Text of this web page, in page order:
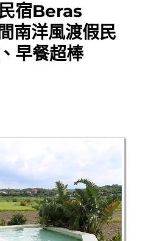
里
桐
～
戲
賞
陽
地
點〉
宿Beras
南洋風渡假民
早餐超棒